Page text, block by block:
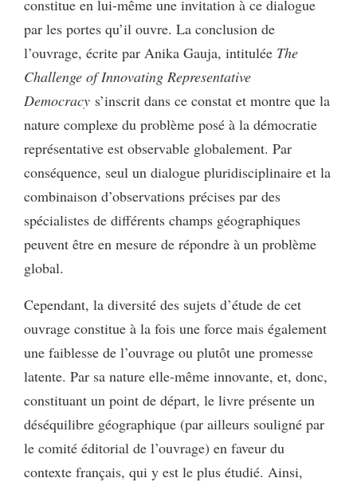
constitue en lui-même une invitation à ce dialogue
par les portes qu’il ouvre. La conclusion de
l’ouvrage, écrite par Anika Gauja, intitulée The
Challenge of Innovating Representative
Democracy s’inscrit dans ce constat et montre que la
nature complexe du problème posé à la démocratie
représentative est observable globalement. Par
conséquence, seul un dialogue pluridisciplinaire et la
combinaison d’observations précises par des
spécialistes de différents champs géographiques
peuvent être en mesure de répondre à un problème
global.
Cependant, la diversité des sujets d’étude de cet
ouvrage constitue à la fois une force mais également
une faiblesse de l’ouvrage ou plutôt une promesse
latente. Par sa nature elle-même innovante, et, donc,
constituant un point de départ, le livre présente un
déséquilibre géographique (par ailleurs souligné par
le comité éditorial de l’ouvrage) en faveur du
contexte français, qui y est le plus étudié. Ainsi,